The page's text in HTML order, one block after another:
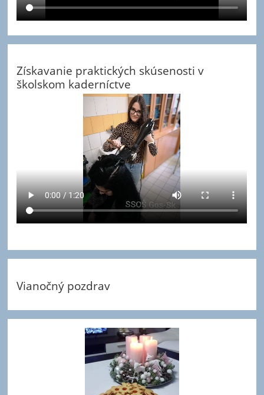
Získavanie praktických skúsenosti v
školskom kaderníctve
Vianočný pozdrav